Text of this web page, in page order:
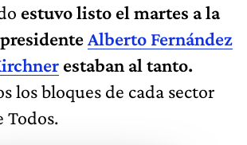
estuvo listo el martes a la
Alberto Fernández
estaban al tanto.
los bloques de cada sector
Todos.